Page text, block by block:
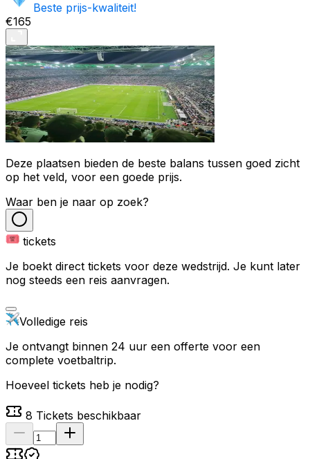
Beste prijs-kwaliteit!
€165
Deze plaatsen bieden de beste balans tussen goed zicht
op het veld, voor een goede prijs.
Waar ben je naar op zoek?
tickets
Je boekt direct tickets voor deze wedstrijd. Je kunt later
nog steeds een reis aanvragen.
Volledige reis
Je ontvangt binnen 24 uur een offerte voor een
complete voetbaltrip.
Hoeveel tickets heb je nodig?
8 Tickets beschikbaar